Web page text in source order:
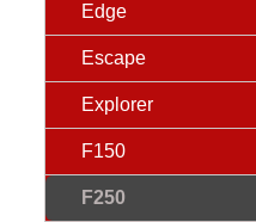
Edge
Escape
Explorer
F150
F250